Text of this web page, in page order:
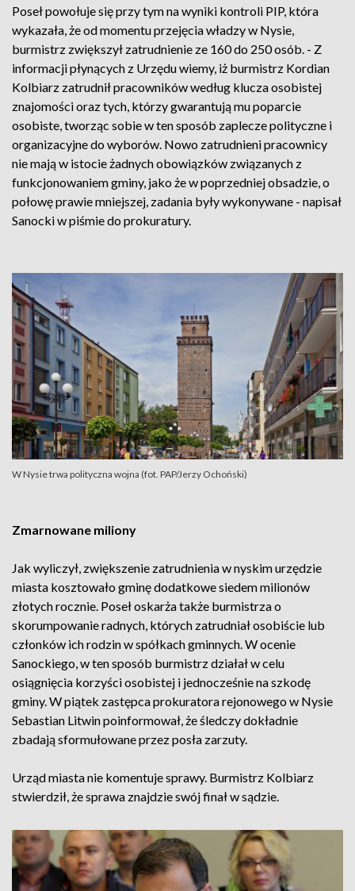
Poseł powołuje się przy tym na wyniki kontroli PIP, która
wykazała, że od momentu przejęcia władzy w Nysie,
burmistrz zwiększył zatrudnienie ze 160 do 250 osób. - Z
informacji płynących z Urzędu wiemy, iż burmistrz Kordian
Kolbiarz zatrudnił pracowników według klucza osobistej
znajomości oraz tych, którzy gwarantują mu poparcie
osobiste, tworząc sobie w ten sposób zaplecze polityczne i
organizacyjne do wyborów. Nowo zatrudnieni pracownicy
nie mają w istocie żadnych obowiązków związanych z
funkcjonowaniem gminy, jako że w poprzedniej obsadzie, o
połowę prawie mniejszej, zadania były wykonywane - napisał
Sanocki w piśmie do prokuratury.
W Nysie trwa polityczna wojna (fot. PAP/Jerzy Ochoński)
Zmarnowane miliony
Jak wyliczył, zwiększenie zatrudnienia w nyskim urzędzie
miasta kosztowało gminę dodatkowe siedem milionów
złotych rocznie. Poseł oskarża także burmistrza o
skorumpowanie radnych, których zatrudniał osobiście lub
członków ich rodzin w spółkach gminnych. W ocenie
Sanockiego, w ten sposób burmistrz działał w celu
osiągnięcia korzyści osobistej i jednocześnie na szkodę
gminy. W piątek zastępca prokuratora rejonowego w Nysie
Sebastian Litwin poinformował, że śledczy dokładnie
zbadają sformułowane przez posła zarzuty.
Urząd miasta nie komentuje sprawy. Burmistrz Kolbiarz
stwierdził, że sprawa znajdzie swój finał w sądzie.